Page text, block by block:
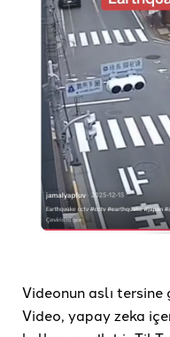
Videonun aslı
Video, yapay zeka